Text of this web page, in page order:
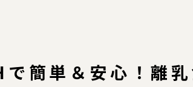
簡単＆安心！離